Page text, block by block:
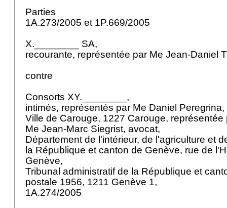
Parties
1A.273/2005 et 1P.669/2005
X.________ SA,
recourante, représentée par Me Jean-Daniel
contre
Consorts XY.________,
intimés, représentés par Me Daniel
Ville de Carouge, 1227 Carouge,
Me Jean-Marc Siegrist, avocat,
Département de l'intérieur, de l'agriculture et
la République et canton de Genève, rue de
Genève,
Tribunal administratif de la République et
postale 1956, 1211 Genève 1,
1A.274/2005